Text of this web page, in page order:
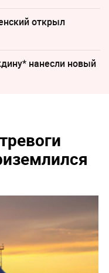
открыл
нанесли новый